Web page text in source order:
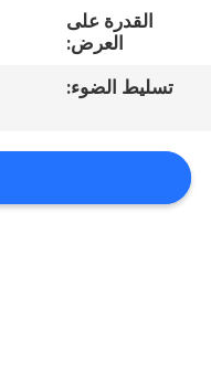
اطلب
اقتباس
القدرة على
العرض:
تسليط الضوء: